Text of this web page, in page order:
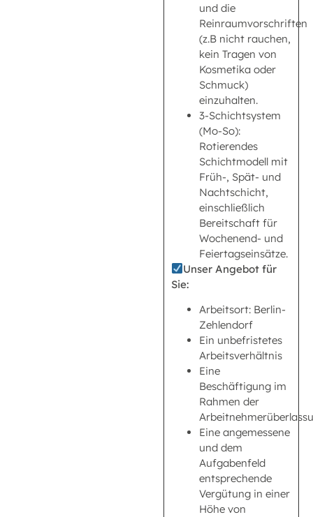
und die
Reinraumvorschriften
(z.B nicht rauchen,
kein Tragen von
Kosmetika oder
Schmuck)
einzuhalten.
3-Schichtsystem
(Mo-So):
Rotierendes
Schichtmodell mit
Früh-, Spät- und
Nachtschicht,
einschließlich
Bereitschaft für
Wochenend- und
Feiertagseinsätze.
Unser Angebot für
Sie:
Arbeitsort: Berlin-
Zehlendorf
Ein unbefristetes
Arbeitsverhältnis
Eine
Beschäftigung im
Rahmen der
Eine angemessene
und dem
Aufgabenfeld
entsprechende
Vergütung in einer
Höhe von